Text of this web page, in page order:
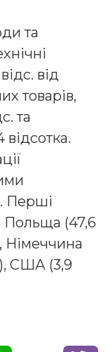
та
від
товарів,
та
Перші
Польща (47,6
Німеччина
США (3,9